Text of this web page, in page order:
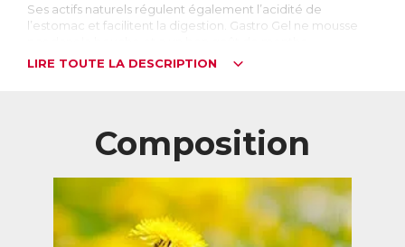
Ses actifs naturels régulent également l’acidité de
l’estomac et facilitent la digestion. Gastro Gel ne mousse
caractérisent par la remontée d’une partie du contenu de
l’estomac dans l’œsophage. Or l’estomac produit des
substances très acides, les sucs gastriques, qui aident à la
digestion et détruisent les bactéries qui peuvent se trouver
dans les aliments. La paroi de l’œsophage n’étant pas
conçue pour résister à une telle acidité, cela provoque des
LIRE TOUTE LA DESCRIPTION
Composition